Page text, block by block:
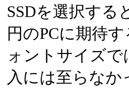
SSDを選択する
円のPCに期待
ォントサイズ
入には至らな